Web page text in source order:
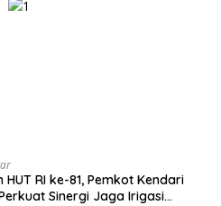
RI ke-81, Pemkot Kendari
Sinergi Jaga Irigasi